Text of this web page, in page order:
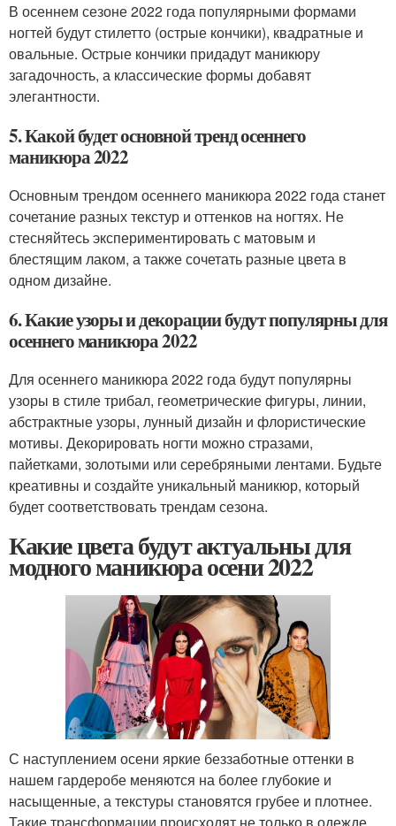
В осеннем сезоне 2022 года популярными формами
ногтей будут стилетто (острые кончики), квадратные и
овальные. Острые кончики придадут маникюру
загадочность, а классические формы добавят
элегантности.
5. Какой будет основной тренд осеннего
маникюра 2022
Основным трендом осеннего маникюра 2022 года станет
сочетание разных текстур и оттенков на ногтях. Не
стесняйтесь экспериментировать с матовым и
блестящим лаком, а также сочетать разные цвета в
одном дизайне.
6. Какие узоры и декорации будут популярны для
осеннего маникюра 2022
Для осеннего маникюра 2022 года будут популярны
узоры в стиле трибал, геометрические фигуры, линии,
абстрактные узоры, лунный дизайн и флористические
мотивы. Декорировать ногти можно стразами,
пайетками, золотыми или серебряными лентами. Будьте
креативны и создайте уникальный маникюр, который
будет соответствовать трендам сезона.
Какие цвета будут актуальны для
модного маникюра осени 2022
С наступлением осени яркие беззаботные оттенки в
нашем гардеробе меняются на более глубокие и
насыщенные, а текстуры становятся грубее и плотнее.
Такие трансформации происходят не только в одежде,